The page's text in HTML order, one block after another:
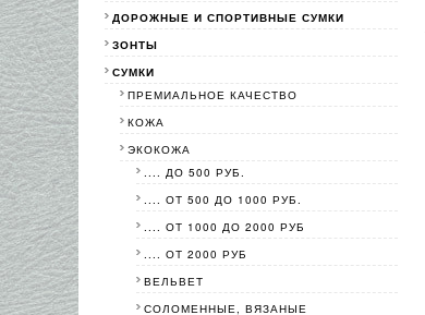
ДОРОЖНЫЕ И СПОРТИВНЫЕ СУМКИ
ЗОНТЫ
СУМКИ
ПРЕМИАЛЬНОЕ КАЧЕСТВО
КОЖА
ЭКОКОЖА
.... ДО 500 РУБ.
.... ОТ 500 ДО 1000 РУБ.
.... ОТ 1000 ДО 2000 РУБ
.... ОТ 2000 РУБ
ВЕЛЬВЕТ
СОЛОМЕННЫЕ, ВЯЗАНЫЕ